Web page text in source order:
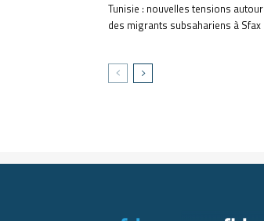
Tunisie : nouvelles tensions autour
des migrants subsahariens à Sfax